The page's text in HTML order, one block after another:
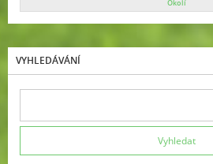
Okolí
VYHLEDÁVÁNÍ